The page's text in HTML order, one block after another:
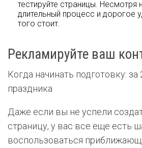
тестируйте страницы. Несмотря
длительный процесс и дорогое
того стоит.
Рекламируйте ваш
Когда начинать подготовку:
праздника
Даже если вы не успели
страницу, у вас все еще есть
воспользоваться